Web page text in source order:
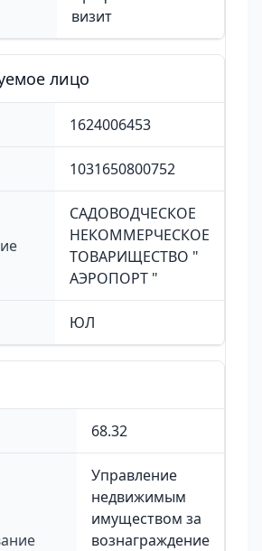
визит
лицо
1624006453
1031650800752
САДОВОДЧЕСКОЕ
НЕКОММЕРЧЕСКОЕ
ТОВАРИЩЕСТВО "
АЭРОПОРТ "
ЮЛ
68.32
Управление
недвижимым
имуществом за
вознаграждение